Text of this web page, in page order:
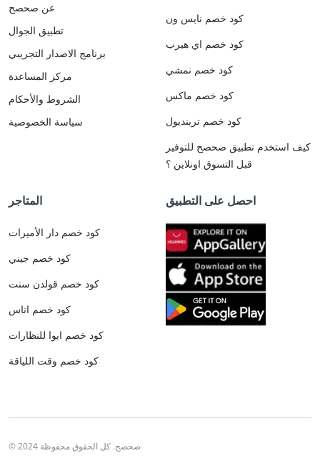
عن صحصح
تطبيق الجوال
برنامج الاصدار التجريبي
مركز المساعدة
الشروط والأحكام
سياسة الخصوصية
كود خصم نايس ون
كود خصم اي هيرب
كود خصم نمشي
كود خصم ماكس
كود خصم ترينديول
كيف استخدم تطبيق صحصح للتوفير
قبل التسوق اونلاين ؟
المتاجر
كود خصم دار الأميرات
كود خصم جيني
كود خصم قولدن سنت
كود خصم اناس
كود خصم ايوا للنظارات
كود خصم وقت اللياقة
احصل على التطبيق
© 2024 صحصح. كل الحقوق محفوظة